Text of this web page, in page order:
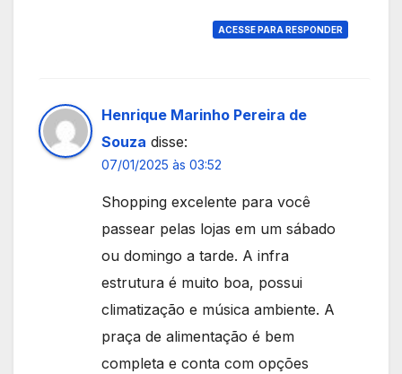
ACESSE PARA RESPONDER
Henrique Marinho Pereira de
Souza disse:
07/01/2025 às 03:52
Shopping excelente para você
passear pelas lojas em um sábado
ou domingo a tarde. A infra
estrutura é muito boa, possui
climatização e música ambiente. A
praça de alimentação é bem
completa e conta com opções